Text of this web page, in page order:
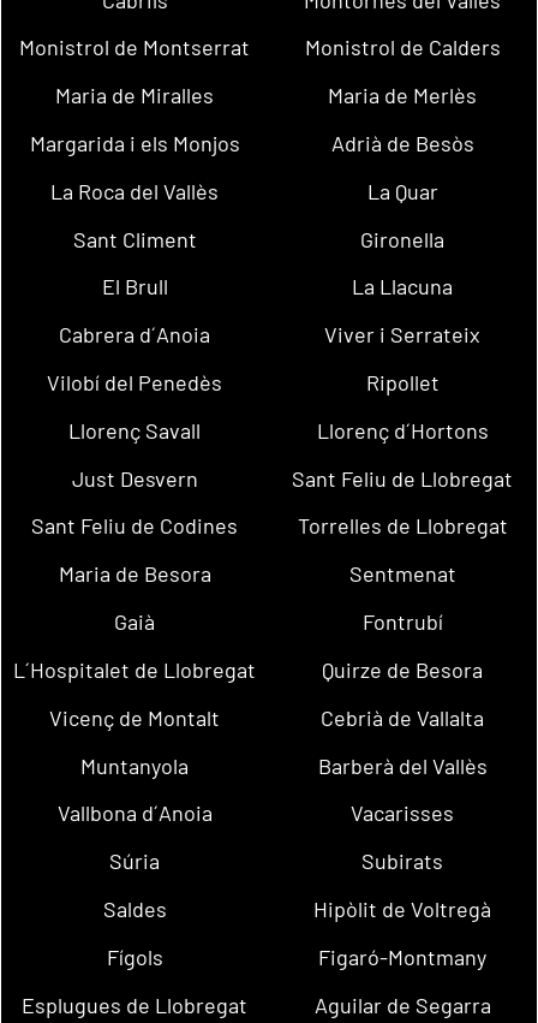
Monistrol de Montserrat
Monistrol de Calders
Maria de Miralles
Maria de Merlès
Margarida i els Monjos
Adrià de Besòs
La Roca del Vallès
La Quar
Sant Climent
Gironella
El Brull
La Llacuna
Cabrera d´Anoia
Viver i Serrateix
Vilobí del Penedès
Ripollet
Llorenç Savall
Llorenç d´Hortons
Just Desvern
Sant Feliu de Llobregat
Sant Feliu de Codines
Torrelles de Llobregat
Maria de Besora
Sentmenat
Gaià
Fontrubí
L´Hospitalet de Llobregat
Quirze de Besora
Vicenç de Montalt
Cebrià de Vallalta
Muntanyola
Barberà del Vallès
Vallbona d´Anoia
Vacarisses
Súria
Subirats
Saldes
Hipòlit de Voltregà
Fígols
Figaró-Montmany
Esplugues de Llobregat
Aguilar de Segarra